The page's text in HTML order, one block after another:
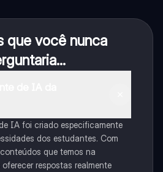
que você nunca
IA foi criado especificamente
dos estudantes. Com
que temos na
respostas realmente